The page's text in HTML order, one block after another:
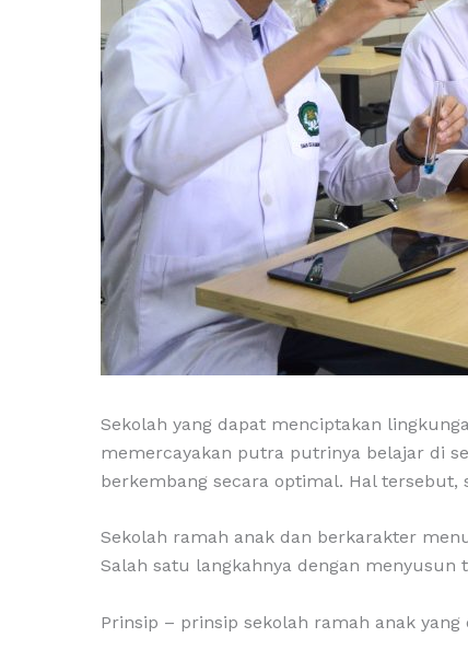
Sekolah yang dapat menciptakan
memercayakan putra putrinya belajar di
berkembang secara optimal. Hal
Sekolah ramah anak dan berkarakter
Salah satu langkahnya dengan
Prinsip – prinsip sekolah ramah anak